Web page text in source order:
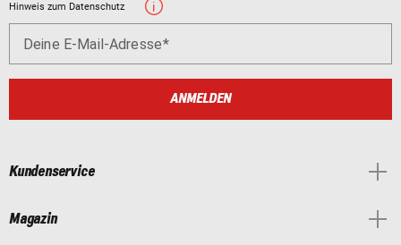
Hinweis zum Datenschutz
Deine E-Mail-Adresse
ANMELDEN
Kundenservice
Magazin